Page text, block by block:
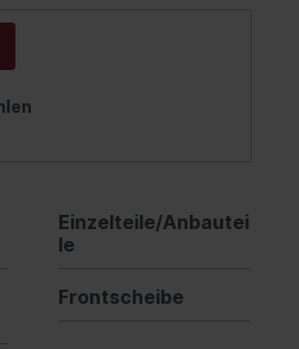
Einzelteile/Anbautei
le
Frontscheibe